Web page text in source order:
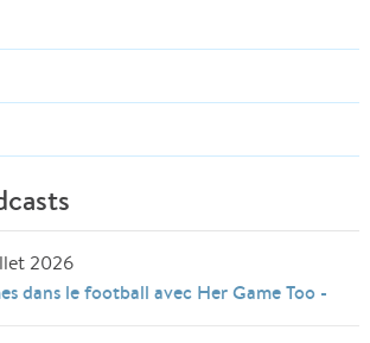
2026
dans le football avec Her Game Too -